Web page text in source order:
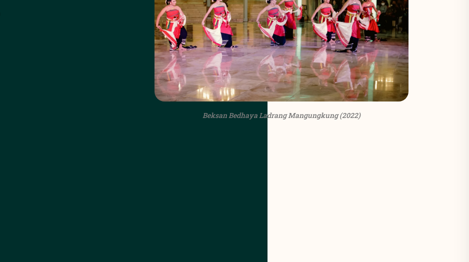
Beksan Bedhaya Ladrang Mangungkung (2022)